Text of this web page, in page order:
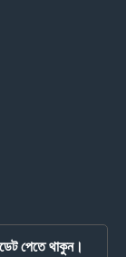
পেতে থাকুন।